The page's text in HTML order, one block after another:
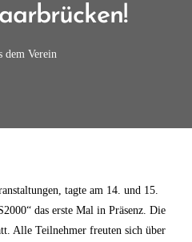
dem Verein
tagte am 14. und 15.
das erste Mal in Präsenz. Die
Alle Teilnehmer freuten sich über